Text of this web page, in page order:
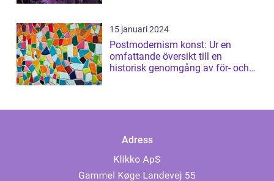
15 januari 2024
Postmodernism konst: Ur en
omfattande översikt till en
historisk genomgång av för- och
Adress